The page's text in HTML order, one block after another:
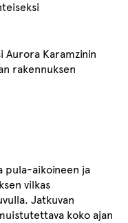
Aurora Karamzinin
rakennuksen
pula-aikoineen ja
vilkas
Jatkuvan
koko ajan